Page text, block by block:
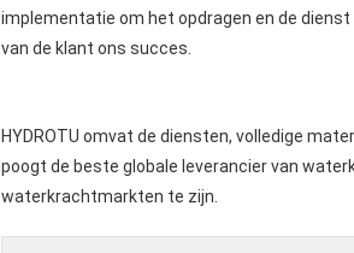
implementatie om het opdragen en de
van de klant ons succes.
HYDROTU omvat de diensten, volledige
poogt de beste globale leverancier van
waterkrachtmarkten te zijn.